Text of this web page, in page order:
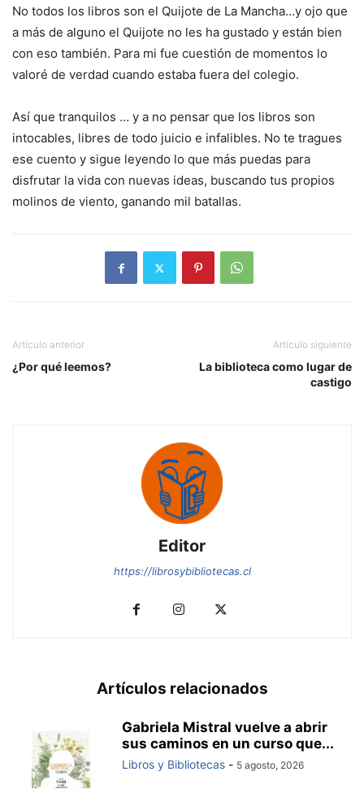
No todos los libros son el Quijote de La Mancha…y ojo que
a más de alguno el Quijote no les ha gustado y están bien
con eso también. Para mi fue cuestión de momentos lo
valoré de verdad cuando estaba fuera del colegio.
Así que tranquilos … y a no pensar que los libros son
intocables, libres de todo juicio e infalibles. No te tragues
ese cuento y sigue leyendo lo que más puedas para
disfrutar la vida con nuevas ideas, buscando tus propios
molinos de viento, ganando mil batallas.
Artículo anterior
¿Por qué leemos?
Artículo siguiente
La biblioteca como lugar de
castigo
Editor
https://librosybibliotecas.cl
Artículos relacionados
Gabriela Mistral vuelve a abrir
sus caminos en un curso que...
Libros y Bibliotecas - 5 agosto, 2026